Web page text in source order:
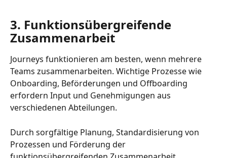
3. Funktionsübergreifende
Zusammenarbeit
Journeys funktionieren am besten, wenn mehrere
Teams zusammenarbeiten. Wichtige Prozesse wie
Onboarding, Beförderungen und Offboarding
erfordern Input und Genehmigungen aus
verschiedenen Abteilungen.
Durch sorgfältige Planung, Standardisierung von
Prozessen und Förderung der